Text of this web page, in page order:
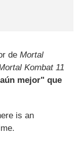
deMortal
Kombat 11
mejor" que
is an